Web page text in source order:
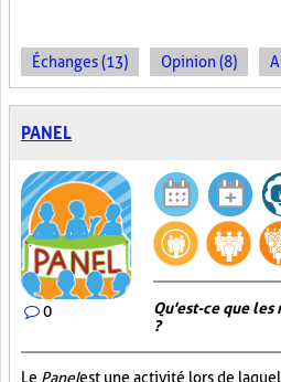
Échanges (13) Opinion (8)
PANEL
0
Qu'est-ce que les
?
Le Panelest une activité lors de